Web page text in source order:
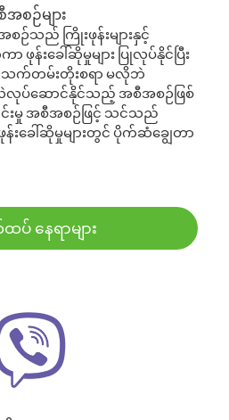
စဉ်များ
ဉ်သည် ကြိုးဖုန်းများနှင့်
ဖုန်းခေါ်ဆိုမှုများ ပြုလုပ်နိုင်ပြီး
က်တမ်းတိုးစရာ မလိုဘဲ
လုပ်ဆောင်နိုင်သည့် အစီအစဉ်ဖြစ်
းမှု အစီအစဉ်ဖြင့် သင်သည်
းခေါ်ဆိုမှုများတွင် ပိုက်ဆံချွေတာ
ပ် နေရာများ